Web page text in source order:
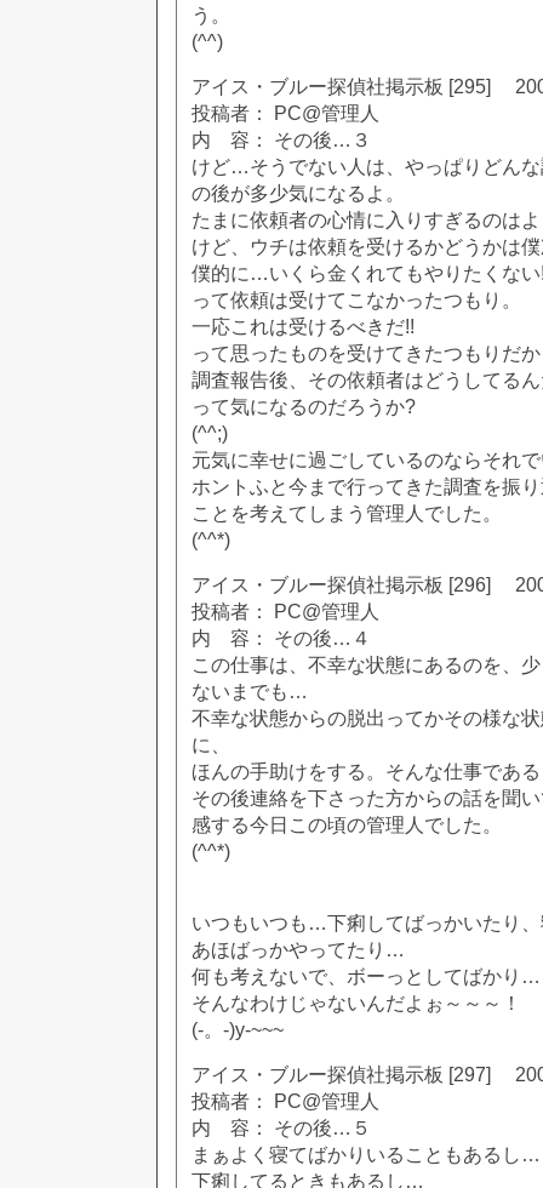
う。
(^^)
アイス・ブルー探偵社掲示板 [295]
投稿者： PC@管理人
内 容： その後…３
けど…そうでない人は、やっぱりどん
の後が多少気になるよ。
たまに依頼者の心情に入りすぎるのは
けど、ウチは依頼を受けるかどうかは
僕的に…いくら金くれてもやりたくない
って依頼は受けてこなかったつもり。
一応これは受けるべきだ!!
って思ったものを受けてきたつもりだ
調査報告後、その依頼者はどうしてる
って気になるのだろうか?
(^^;)
元気に幸せに過ごしているのならそれ
ホントふと今まで行ってきた調査を振
ことを考えてしまう管理人でした。
(^^*)
アイス・ブルー探偵社掲示板 [296]
投稿者： PC@管理人
内 容： その後…４
この仕事は、不幸な状態にあるのを、
ないまでも…
不幸な状態からの脱出ってかその様な
に、
ほんの手助けをする。そんな仕事であ
その後連絡を下さった方からの話を聞
感する今日この頃の管理人でした。
(^^*)
いつもいつも…下痢してばっかいたり
あほばっかやってたり…
何も考えないで、ボーっとしてばかり…
そんなわけじゃないんだよぉ～～～！
(-。-)y-~~~
アイス・ブルー探偵社掲示板 [297]
投稿者： PC@管理人
内 容： その後…５
まぁよく寝てばかりいることもあるし…
下痢してるときもあるし…